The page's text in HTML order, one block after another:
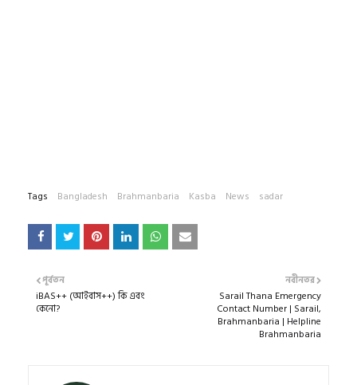
Tags Bangladesh Brahmanbaria Kasba News sadar
নবীনতর
Sarail Thana Emergency
Contact Number | Sarail,
Brahmanbaria | Helpline
Brahmanbaria
পূর্বতন
iBAS++ (আইবাস++) কি এবং
কেনো?